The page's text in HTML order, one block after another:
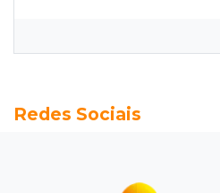
Fiscalização apreende
São Gabriel do Oeste
Redes Sociais